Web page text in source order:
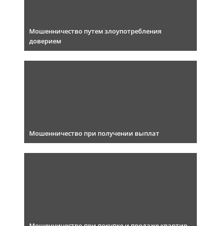
Мошенничество путем злоупотребления
доверием
Мошенничество при получении выплат